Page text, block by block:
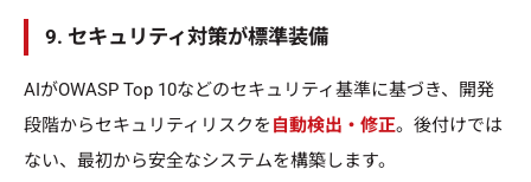
9. セキュリティ対策が標準装備
AIがOWASP Top 10などのセキュリティ基準に基づき、開発
段階からセキュリティリスクを 自動検出・修正。後付けでは
ない、最初から安全なシステムを構築します。